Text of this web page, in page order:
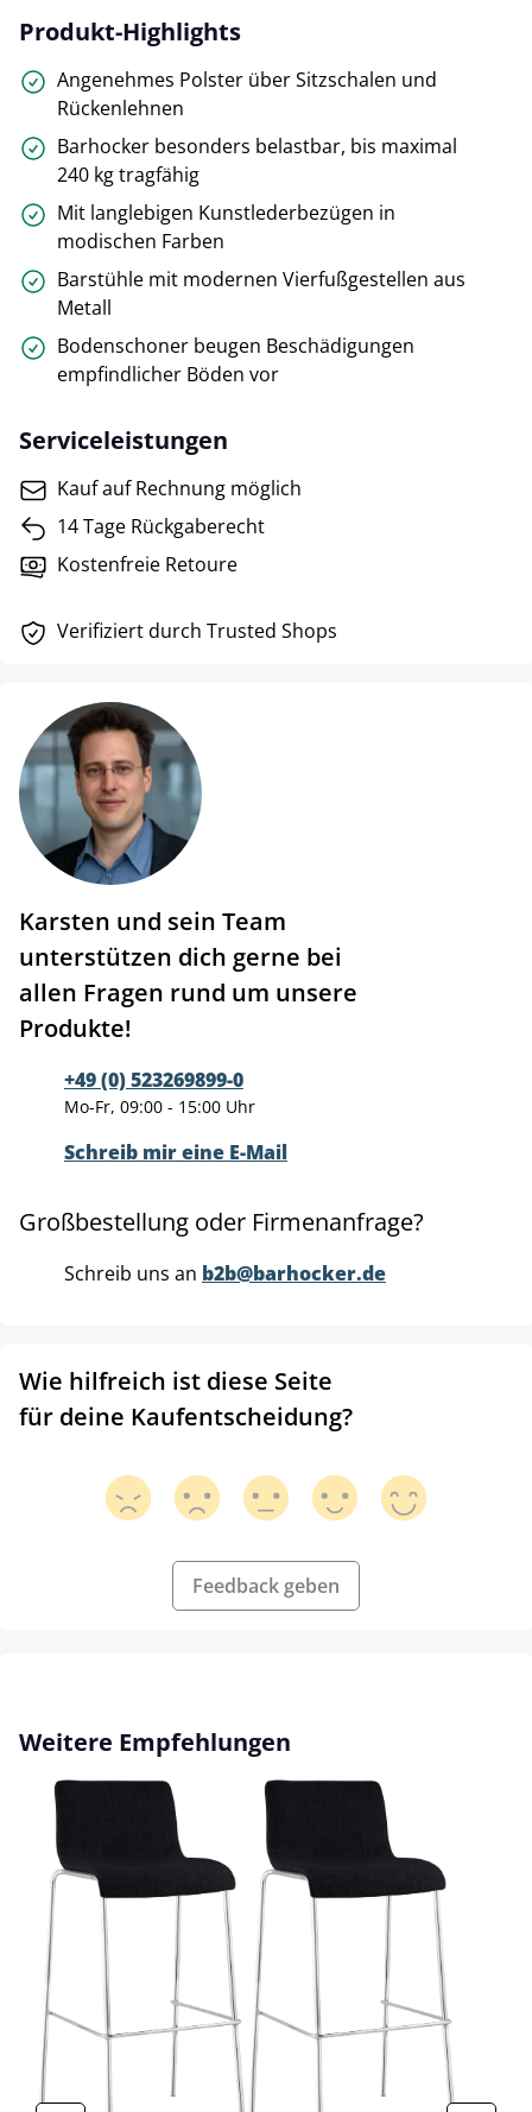
Produkt-Highlights
Angenehmes Polster über Sitzschalen und
Rückenlehnen
Barhocker besonders belastbar, bis maximal
240 kg tragfähig
Mit langlebigen Kunstlederbezügen in
modischen Farben
Barstühle mit modernen Vierfußgestellen aus
Metall
Bodenschoner beugen Beschädigungen
empfindlicher Böden vor
Serviceleistungen
Kauf auf Rechnung möglich
14 Tage Rückgaberecht
Kostenfreie Retoure
Verifiziert durch Trusted Shops
Karsten und sein Team
unterstützen dich gerne bei
allen Fragen rund um unsere
Produkte!
+49 (0) 523269899-0
Mo-Fr, 09:00 - 15:00 Uhr
Schreib mir eine E-Mail
Großbestellung oder Firmenanfrage?
Schreib uns an b2b@barhocker.de
Wie hilfreich ist diese Seite
für deine Kaufentscheidung?
Feedback geben
Produktgalerie überspringen
Weitere Empfehlungen